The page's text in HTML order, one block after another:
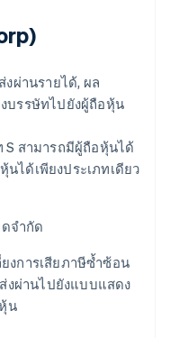
ผ่านรายได้, ผล
บรรษัทไปยังผู้ถือหุ้น
S สามารถมีผู้ถือหุ้นได้
ได้เพียงประเภทเดียว
จำกัด
งการเสียภาษีซ้ำซ้อน
งผ่านไปยังแบบแสดง
น